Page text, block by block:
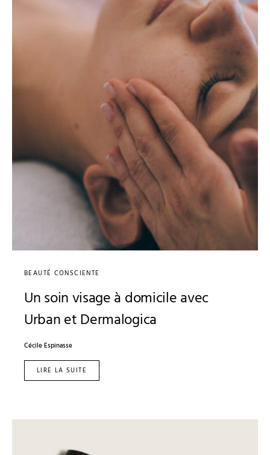
BEAUTÉ CONSCIENTE
Un soin visage à domicile avec
Urban et Dermalogica
Cécile Espinasse
LIRE LA SUITE